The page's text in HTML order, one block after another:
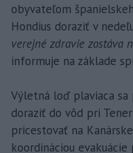
obyvateľom
Hondius doraziť v
verejné zdravie zostáva
informuje na základe
Výletná loď plaviaca sa
doraziť do vôd pri
pricestovať na
koordináciou